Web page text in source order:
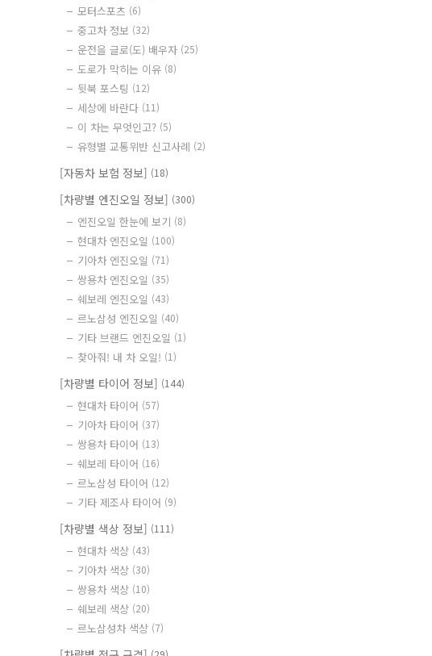
모터스포츠 (6)
중고차 정보 (32)
운전을 글로(도) 배우자 (25)
도로가 막히는 이유 (8)
뒷북 포스팅 (12)
세상에 바란다 (11)
이 차는 무엇인고? (5)
유형별 교통위반 신고사례 (2)
[자동차 보험 정보] (18)
[차량별 엔진오일 정보] (300)
엔진오일 한눈에 보기 (8)
현대차 엔진오일 (100)
기아차 엔진오일 (71)
쌍용차 엔진오일 (35)
쉐보레 엔진오일 (43)
르노삼성 엔진오일 (40)
기타 브랜드 엔진오일 (1)
찾아줘! 내 차 오일! (1)
[차량별 타이어 정보] (144)
현대차 타이어 (57)
기아차 타이어 (37)
쌍용차 타이어 (13)
쉐보레 타이어 (16)
르노삼성 타이어 (12)
기타 제조사 타이어 (9)
[차량별 색상 정보] (111)
현대차 색상 (43)
기아차 색상 (30)
쌍용차 색상 (10)
쉐보레 색상 (20)
르노삼성차 색상 (7)